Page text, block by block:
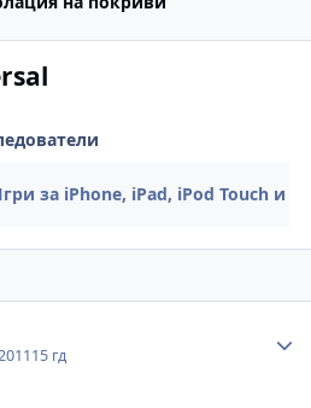
за iPhone, iPad, iPod Touch и
15 гд